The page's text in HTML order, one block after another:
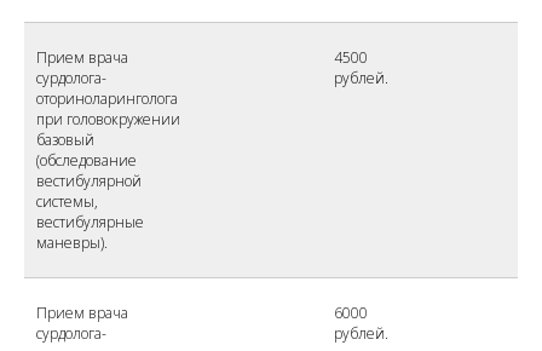
Прием врача
сурдолога-
оториноларинголога
при головокружении
базовый
(обследование
вестибулярной
системы,
вестибулярные
маневры).
4500
рублей.
Прием врача
сурдолога-
6000
рублей.